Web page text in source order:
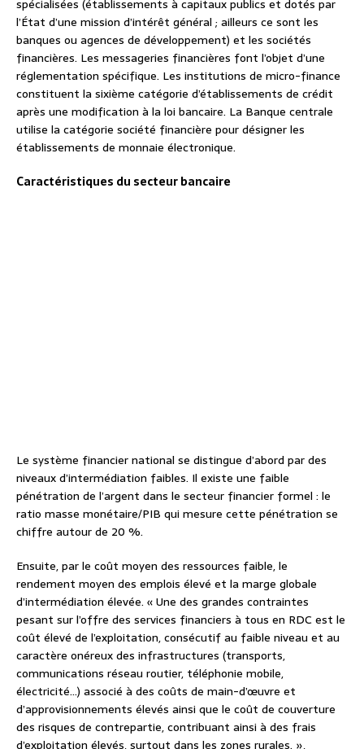
spécialisées (établissements à capitaux publics et dotés par
l’État d’une mission d’intérêt général ; ailleurs ce sont les
banques ou agences de développement) et les sociétés
financières. Les messageries financières font l’objet d’une
réglementation spécifique. Les institutions de micro-finance
constituent la sixième catégorie d’établissements de crédit
après une modification à la loi bancaire. La Banque centrale
utilise la catégorie société financière pour désigner les
établissements de monnaie électronique.
Caractéristiques du secteur bancaire
Le système financier national se distingue d’abord par des
niveaux d’intermédiation faibles. Il existe une faible
pénétration de l’argent dans le secteur financier formel : le
ratio masse monétaire/PIB qui mesure cette pénétration se
chiffre autour de 20 %.
Ensuite, par le coût moyen des ressources faible, le
rendement moyen des emplois élevé et la marge globale
d’intermédiation élevée. « Une des grandes contraintes
pesant sur l’offre des services financiers à tous en RDC est le
coût élevé de l’exploitation, consécutif au faible niveau et au
caractère onéreux des infrastructures (transports,
communications réseau routier, téléphonie mobile,
électricité…) associé à des coûts de main-d’œuvre et
d’approvisionnements élevés ainsi que le coût de couverture
des risques de contrepartie, contribuant ainsi à des frais
d’exploitation élevés, surtout dans les zones rurales. »,